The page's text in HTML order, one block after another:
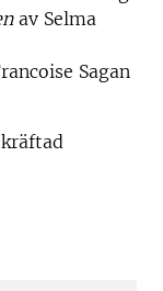
av Selma
Sagan